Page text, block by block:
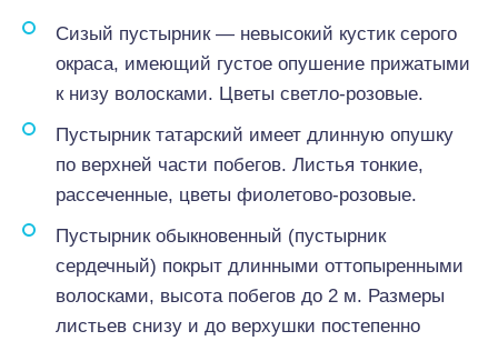
Сизый пустырник — невысокий кустик серого
окраса, имеющий густое опушение прижатыми
к низу волосками. Цветы светло-розовые.
Пустырник татарский имеет длинную опушку
по верхней части побегов. Листья тонкие,
рассеченные, цветы фиолетово-розовые.
Пустырник обыкновенный (пустырник
сердечный) покрыт длинными оттопыренными
волосками, высота побегов до 2 м. Размеры
листьев снизу и до верхушки постепенно